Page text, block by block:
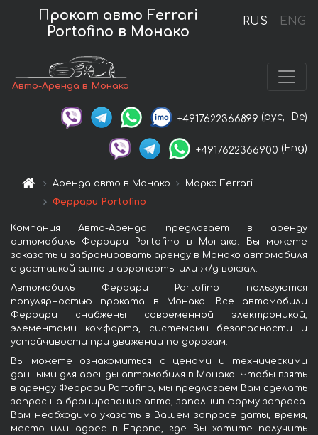
RUS ENG
Прокат авто Ferrari
Portofino в Монако
Авто-Аренда в Монако
+4917622366899 (рус, De)
+4917622366900 (Eng)
Аренда авто в Монако
Марка Ferrari
Феррари Portofino
Компания Авто-Аренда предлагает в аренду
автомобиль Феррари Portofino в Монако. Вы можете
заказать и забронировать аренду в Монако автомобиля
с доставкой авто в аэропорты или ж/д вокзал.
Автомобиль Феррари Portofino пользуются
популярностью проката в Монако. Все автомобили
Феррари снабжены современной электроникой,
элементами комфорта, системами безопасности и
устойчивости при движении по дорогам.
Вы можете ознакомиться с ценами и техническими
данными для аренды автомобиля в Монако. Чтобы взять
в аренду Феррари Portofino, мы предлагаем Вам сделать
запрос на бронирование авто, заполнив форму запроса.
Вам необходимо указать в Вашем запросе даты, время,
место или адрес в Европе, где Вы хотите получить